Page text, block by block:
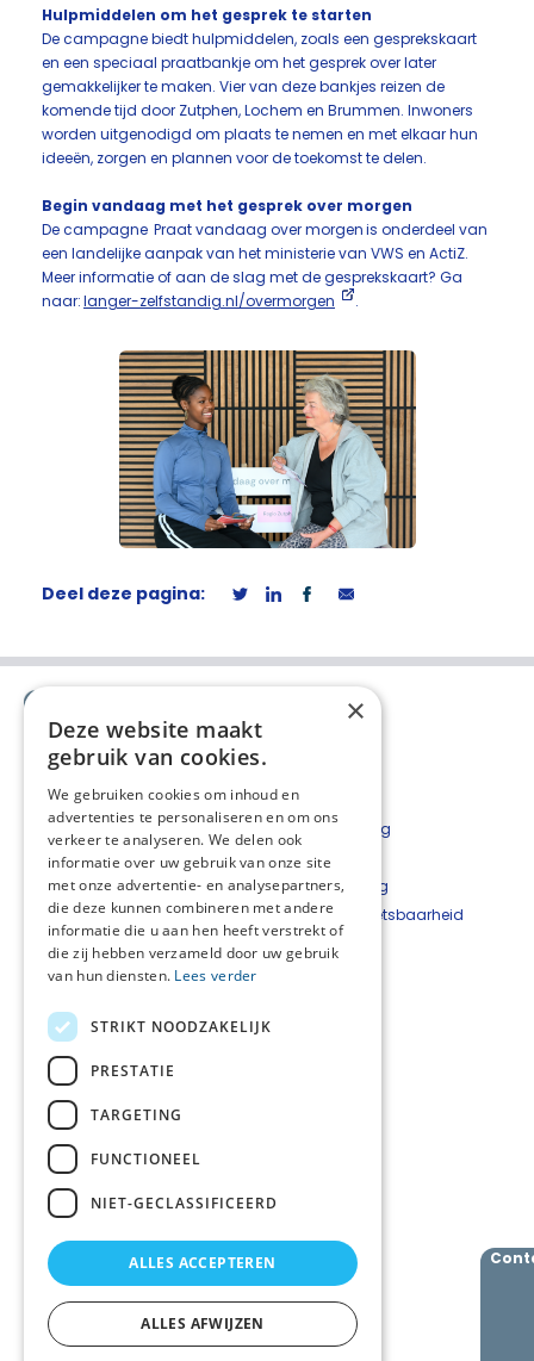
Hulpmiddelen om het gesprek te starten
De campagne biedt hulpmiddelen, zoals een gesprekskaart
en een speciaal praatbankje om het gesprek over later
gemakkelijker te maken. Vier van deze bankjes reizen de
komende tijd door Zutphen, Lochem en Brummen​. Inwoners
worden uitgenodigd om plaats te nemen en met elkaar ​​​hun
ideeën, zorgen en plannen voor de toekomst te delen.
Begin vandaag met het gesprek over morgen
De campagne Praat vandaag over morgen is onderdeel van
een landelijke aanpak van het ministerie van VWS en ActiZ.
Meer informatie of aan de slag met de ​gesprekskaart​​​? Ga
naar:langer-zelfstandig.nl/overmorgen .
Deel deze pagina:
Contact
Bestelformulier
Nieuwsbrief
Privacyverklaring
Disclaimer
Cookieverklaring
Beveiligingskwetsbaarheid
melden
West-Achterhoek
Hetty Top
06 - 22 24 33 93
hetty@hettytop.nl
Netwerkcoördinator
Oost-Achterhoek
Jessica Verboom
06 - 11 42 70 37
j.verboom@skbwinterswijk.nl
×
Deze website maakt
gebruik van cookies.
We gebruiken cookies om inhoud en
advertenties te personaliseren en om ons
verkeer te analyseren. We delen ook
informatie over uw gebruik van onze site
met onze advertentie- en analysepartners,
die deze kunnen combineren met andere
informatie die u aan hen heeft verstrekt of
die zij hebben verzameld door uw gebruik
van hun diensten. Lees verder
STRIKT NOODZAKELIJK
PRESTATIE
TARGETING
FUNCTIONEEL
NIET-GECLASSIFICEERD
ALLES ACCEPTEREN
ALLES AFWIJZEN